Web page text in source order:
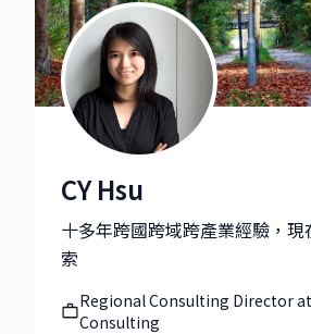
CY Hsu|Regional Consulting
CY Hsu
十多年跨國跨域跨產業經驗，
索
Regional Consulting Director
Consulting